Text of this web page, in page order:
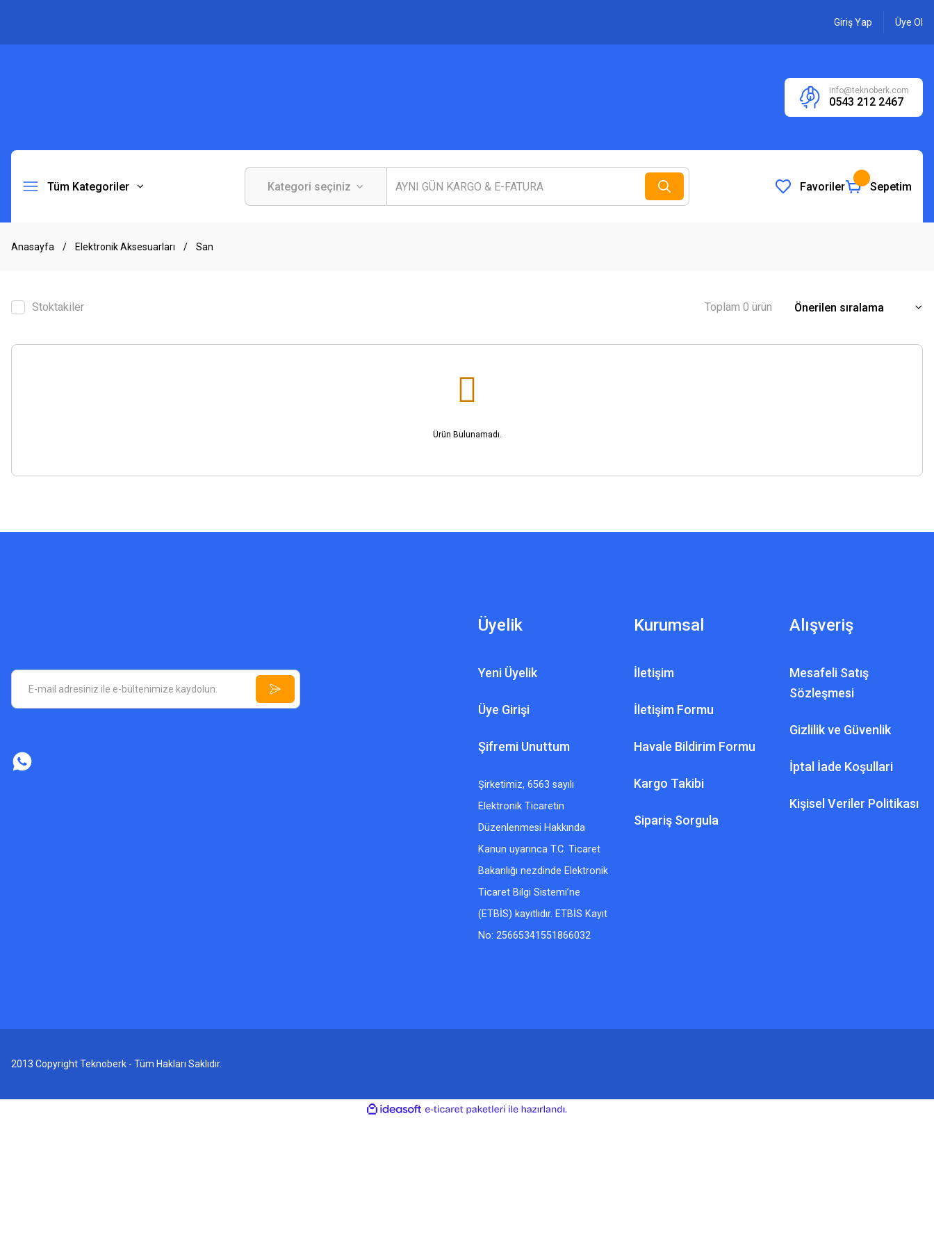
Giriş Yap Üye Ol
info@teknoberk.com
0543 212 2467
Tüm Kategoriler Favoriler Sepetim
Anasayfa Elektronik Aksesuarları San
Stoktakiler Toplam 0 ürün
Ürün Bulunamadı.
Üyelik
Yeni Üyelik
Üye Girişi
Şifremi Unuttum
Şirketimiz, 6563 sayılı
Elektronik Ticaretin
Düzenlenmesi Hakkında
Kanun uyarınca T.C. Ticaret
Bakanlığı nezdinde Elektronik
Ticaret Bilgi Sistemi’ne
(ETBİS) kayıtlıdır. ETBİS Kayıt
No: 25665341551866032
Kurumsal
İletişim
İletişim Formu
Havale Bildirim Formu
Kargo Takibi
Sipariş Sorgula
Alışveriş
Mesafeli Satış
Sözleşmesi
Gizlilik ve Güvenlik
İptal İade Koşullari
Kişisel Veriler Politikası
2013 Copyright Teknoberk - Tüm Hakları Saklıdır.
ideasoft
e-